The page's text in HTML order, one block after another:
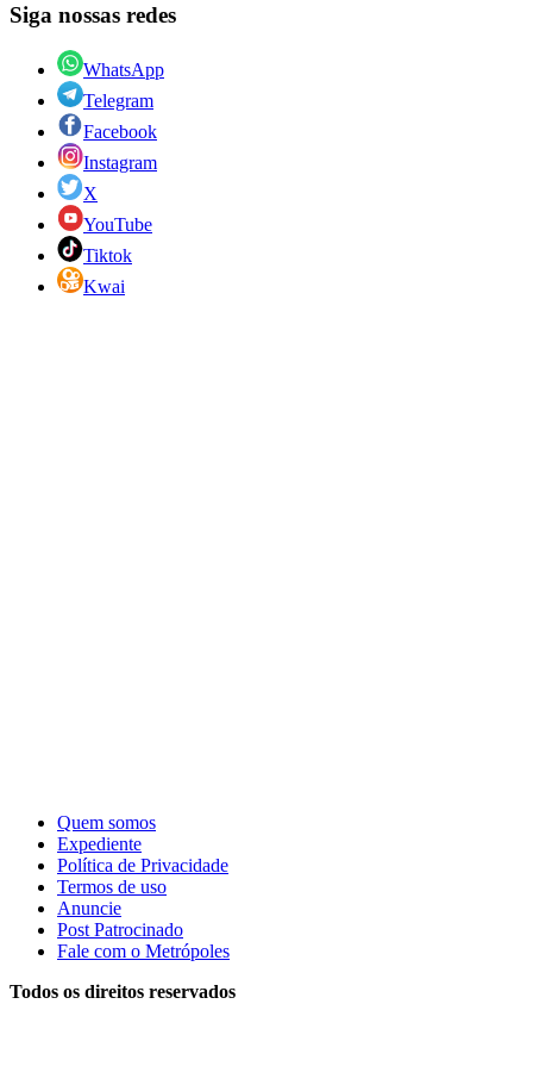
Siga nossas redes
WhatsApp
Telegram
Facebook
Instagram
X
YouTube
Tiktok
Kwai
Quem somos
Expediente
Política de Privacidade
Termos de uso
Anuncie
Post Patrocinado
Fale com o Metrópoles
Todos os direitos reservados